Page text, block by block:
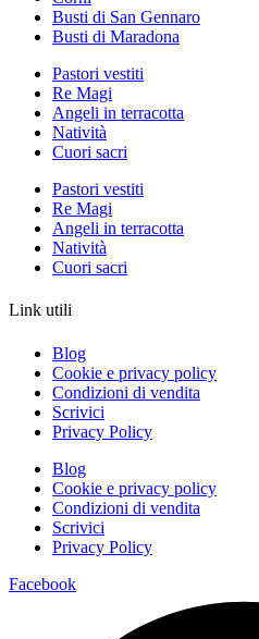
Busti di San Gennaro
Busti di Maradona
Pastori vestiti
Re Magi
Angeli in terracotta
Natività
Cuori sacri
Pastori vestiti
Re Magi
Angeli in terracotta
Natività
Cuori sacri
Link utili
Blog
Cookie e privacy policy
Condizioni di vendita
Scrivici
Privacy Policy
Blog
Cookie e privacy policy
Condizioni di vendita
Scrivici
Privacy Policy
Facebook